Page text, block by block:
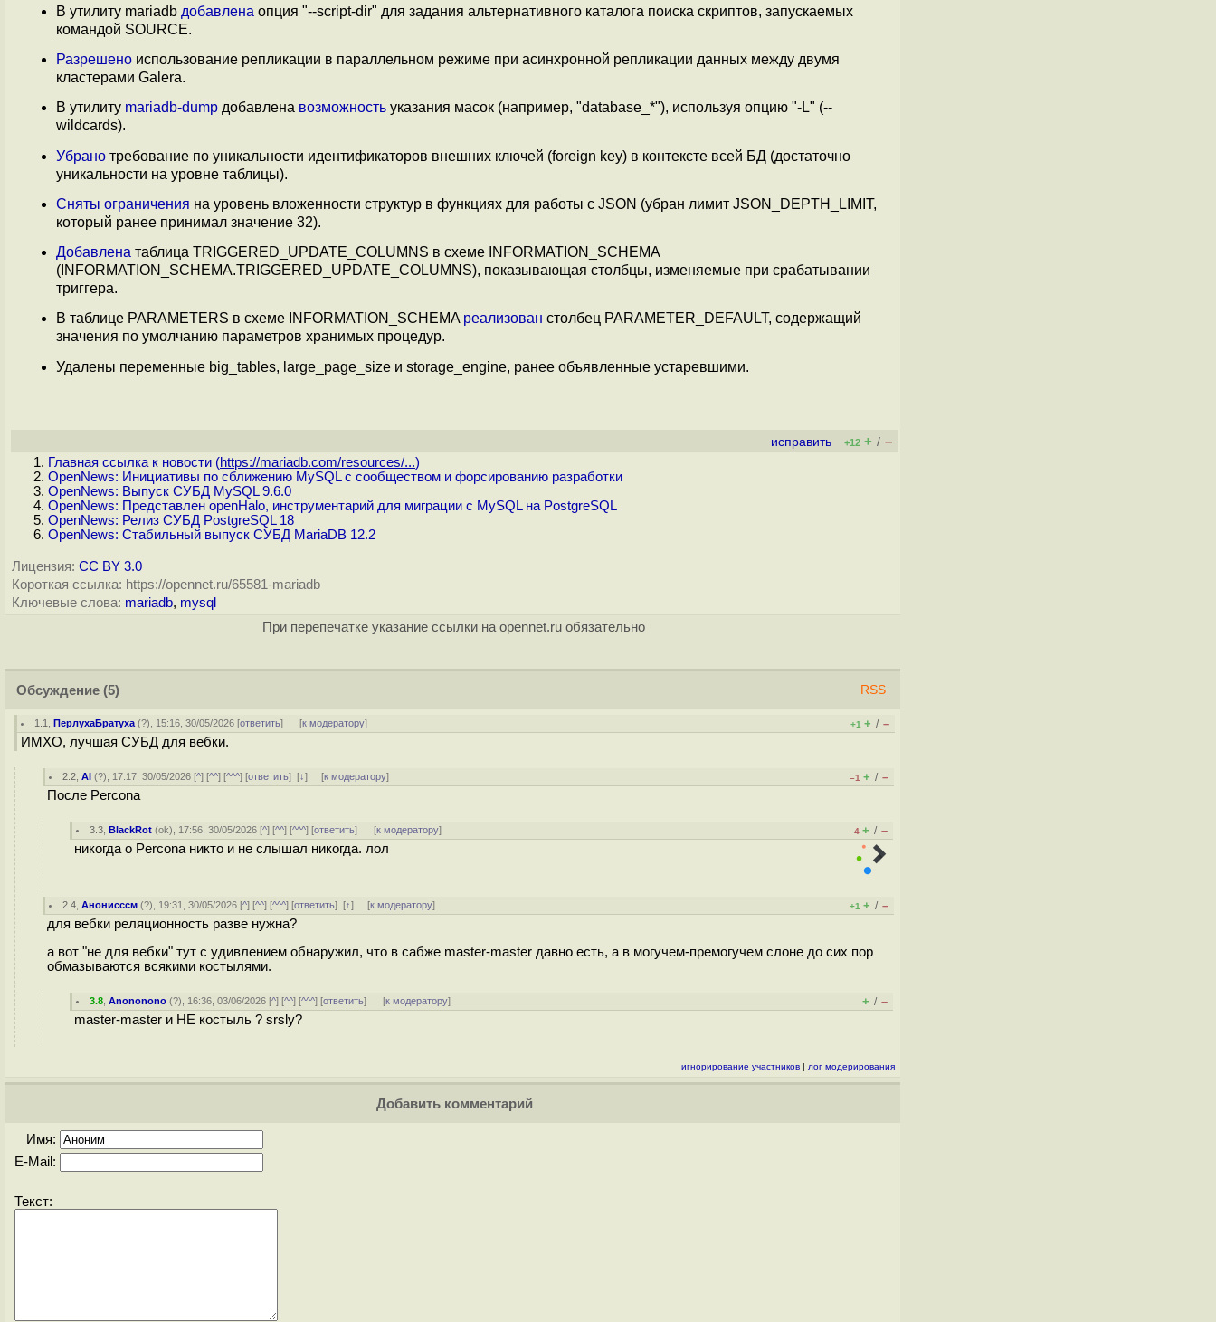
В утилиту mariadb добавлена опция "--script-dir" для задания альтернативного каталога поиска скриптов, запускаемых
командой SOURCE.
Разрешено использование репликации в параллельном режиме при асинхронной репликации данных между двумя
кластерами Galera.
В утилиту mariadb-dump добавлена возможность указания масок (например, "database_*"), используя опцию "-L" (--
wildcards).
Убрано требование по уникальности идентификаторов внешних ключей (foreign key) в контексте всей БД (достаточно
уникальности на уровне таблицы).
Сняты ограничения на уровень вложенности структур в функциях для работы с JSON (убран лимит JSON_DEPTH_LIMIT,
который ранее принимал значение 32).
Добавлена таблица TRIGGERED_UPDATE_COLUMNS в схеме INFORMATION_SCHEMA
(INFORMATION_SCHEMA.TRIGGERED_UPDATE_COLUMNS), показывающая столбцы, изменяемые при срабатывании
триггера.
В таблице PARAMETERS в схеме INFORMATION_SCHEMA реализован столбец PARAMETER_DEFAULT, содержащий
значения по умолчанию параметров хранимых процедур.
Удалены переменные big_tables, large_page_size и storage_engine, ранее объявленные устаревшими.
исправить +12 + / –
Главная ссылка к новости (https://mariadb.com/resources/...)
OpenNews: Инициативы по сближению MySQL с сообществом и форсированию разработки
OpenNews: Выпуск СУБД MySQL 9.6.0
OpenNews: Представлен openHalo, инструментарий для миграции с MySQL на PostgreSQL
OpenNews: Релиз СУБД PostgreSQL 18
OpenNews: Стабильный выпуск СУБД MariaDB 12.2
Лицензия: CC BY 3.0
Короткая ссылка: https://opennet.ru/65581-mariadb
Ключевые слова: mariadb, mysql
При перепечатке указание ссылки на opennet.ru обязательно
Обсуждение (5) RSS
1.1 ,ПерлухаБратуха (?), 15:16, 30/05/2026 [ответить] [к модератору] +1 + / –
ИМХО, лучшая СУБД для вебки.
2.2 ,AI (?), 17:17, 30/05/2026 [^] [^^] [^^^] [ответить][↓] [к модератору] –1 + / –
После Percona
3.3 ,BlackRot (ok), 17:56, 30/05/2026 [^] [^^] [^^^] [ответить] [к модератору] –4 + / –
никогда о Percona никто и не слышал никогда. лол
2.4 ,Анонисссм (?), 19:31, 30/05/2026 [^] [^^] [^^^] [ответить][↑] [к модератору] +1 + / –
для вебки реляционность разве нужна?
а вот "не для вебки" тут с удивлением обнаружил, что в сабже master-master давно есть, а в могучем-премогучем слоне до сих пор
обмазываются всякими костылями.
3.8 ,Anononono (?), 16:36, 03/06/2026 [^] [^^] [^^^] [ответить] [к модератору] + / –
master-master и НЕ костыль ? srsly?
игнорирование участников | лог модерирования
Добавить комментарий
Имя:
E-Mail:
Текст: